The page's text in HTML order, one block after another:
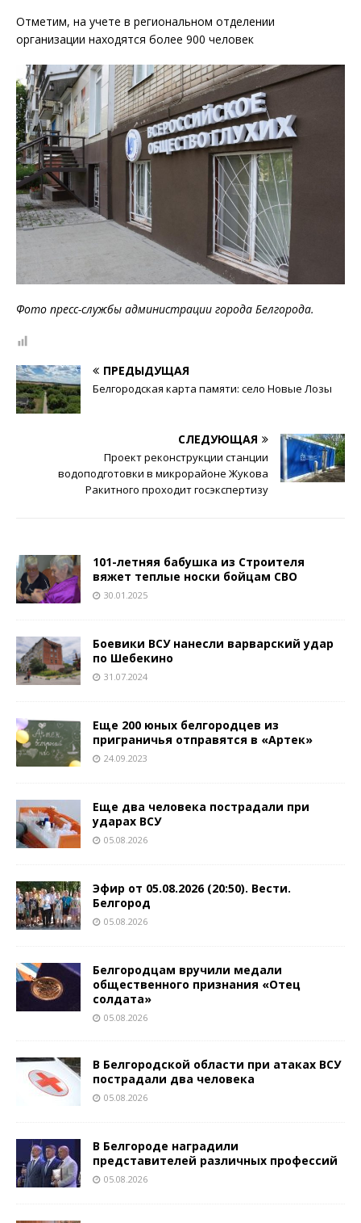
Отметим, на учете в региональном отделении
организации находятся более 900 человек
Фото пресс-службы администрации города Белгорода.
ПРЕДЫДУЩАЯ
Белгородская карта памяти: село Новые Лозы
СЛЕДУЮЩАЯ
Проект реконструкции станции
водоподготовки в микрорайоне Жукова
Ракитного проходит госэкспертизу
101-летняя бабушка из Строителя
вяжет теплые носки бойцам СВО
30.01.2025
Боевики ВСУ нанесли варварский удар
по Шебекино
31.07.2024
Еще 200 юных белгородцев из
приграничья отправятся в «Артек»
24.09.2023
Еще два человека пострадали при
ударах ВСУ
05.08.2026
Эфир от 05.08.2026 (20:50). Вести.
Белгород
05.08.2026
Белгородцам вручили медали
общественного признания «Отец
солдата»
05.08.2026
В Белгородской области при атаках ВСУ
пострадали два человека
05.08.2026
В Белгороде наградили
представителей различных профессий
05.08.2026